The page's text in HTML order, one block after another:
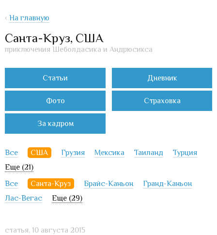
‹ На главную
Санта-Круз, США
приключения Шеболдасика и Андрюсикса
Статьи Дневник
Фото Страховка
За кадром
Все США Грузия Мексика Таиланд
Турция
Еще (21)
Все
Санта-Круз Брайс-Каньон
Гранд-Каньон
Лас-Вегас
Еще (29)
статья, 10 августа 2015